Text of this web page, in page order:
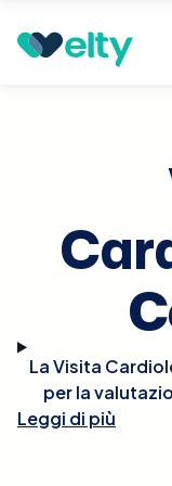
Prenota visita
La Visita
per la
cuore. Durante
Leggi di più